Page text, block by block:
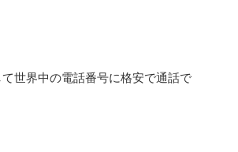
世界中の電話番号に格安で通話で